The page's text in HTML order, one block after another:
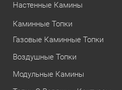
Настенные Камины
Каминные Топки
Газовые Каминные Топки
Воздушные Топки
Модульные Камины